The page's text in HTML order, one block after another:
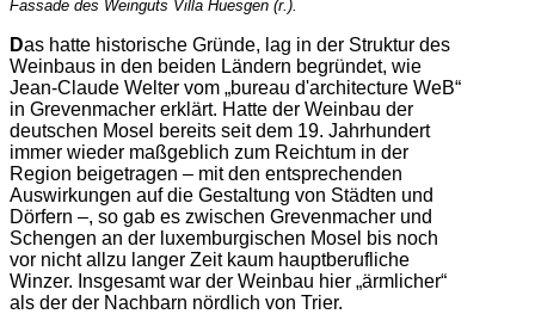
Fassade des Weinguts Villa Huesgen (r.).
Das hatte historische Gründe, lag in der Struktur des
Weinbaus in den beiden Ländern begründet, wie
Jean-Claude Welter vom „bureau d'architecture WeB“
in Grevenmacher erklärt. Hatte der Weinbau der
deutschen Mosel bereits seit dem 19. Jahrhundert
immer wieder maßgeblich zum Reichtum in der
Region beigetragen – mit den entsprechenden
Auswirkungen auf die Gestaltung von Städten und
Dörfern –, so gab es zwischen Grevenmacher und
Schengen an der luxemburgischen Mosel bis noch
vor nicht allzu langer Zeit kaum hauptberufliche
Winzer. Insgesamt war der Weinbau hier „ärmlicher“
als der der Nachbarn nördlich von Trier.